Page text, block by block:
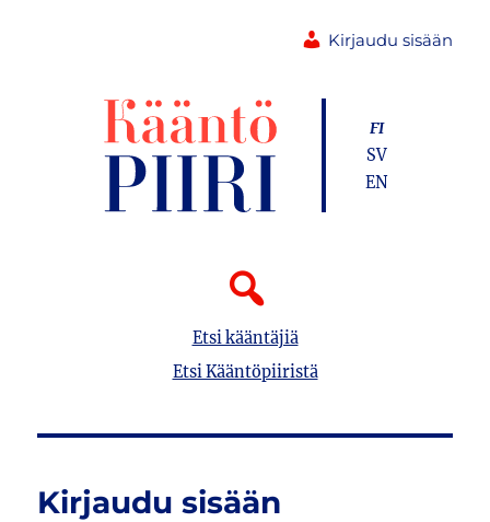
Kirjaudu sisään
Etsi kääntäjiä
Etsi Kääntöpiiristä
FI
SV
EN
Kirjaudu sisään